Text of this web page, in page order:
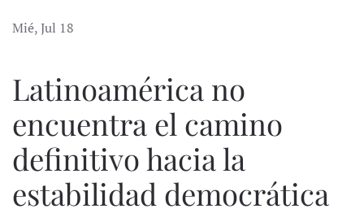
Mié, Jul 18
Latinoamérica no
encuentra el camino
definitivo hacia la
estabilidad democrática